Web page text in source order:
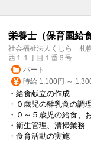
栄養士（保育園給食
社会福祉法人くじら 札
西１１丁目１番６号
パート
時給 1,100円 ～
・給食献立の作成
・０歳児の離乳食の調
・０～５歳児の給食、
・衛生管理、清掃業務
・食育活動の実施